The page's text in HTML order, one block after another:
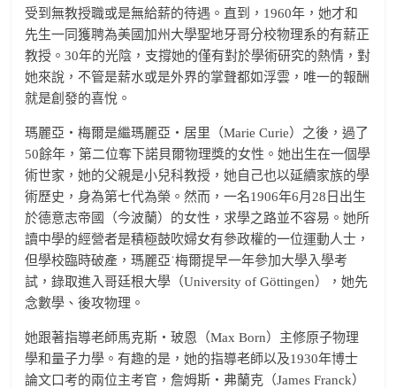
受到無教授職或是無給薪的待遇。直到，1960年，她才和
先生一同獲聘為美國加州大學聖地牙哥分校物理系的有薪正
教授。30年的光陰，支撐她的僅有對於學術研究的熱情，對
她來說，不管是薪水或是外界的掌聲都如浮雲，唯一的報酬
就是創發的喜悅。
瑪麗亞‧梅爾是繼瑪麗亞‧居里（Marie Curie）之後，過了
50餘年，第二位奪下諾貝爾物理獎的女性。她出生在一個學
術世家，她的父親是小兒科教授，她自己也以延續家族的學
術歷史，身為第七代為榮。然而，一名1906年6月28日出生
於德意志帝國（今波蘭）的女性，求學之路並不容易。她所
讀中學的經營者是積極鼓吹婦女有參政權的一位運動人士，
但學校臨時破產，瑪麗亞˙梅爾提早一年參加大學入學考
試，錄取進入哥廷根大學（University of Göttingen），她先
念數學、後攻物理。
她跟著指導老師馬克斯‧玻恩（Max Born）主修原子物理
學和量子力學。有趣的是，她的指導老師以及1930年博士
論文口考的兩位主考官，詹姆斯‧弗蘭克（James Franck）